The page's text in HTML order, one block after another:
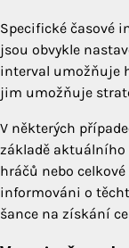
Specifické časové
jsou obvykle
interval umožňuje
jim umožňuje
V některých
základě
hráčů nebo
informováni o
šance na získání